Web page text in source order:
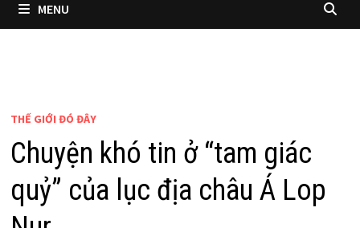
MENU
THẾ GIỚI ĐÓ ĐÂY
Chuyện khó tin ở “tam giác
quỷ” của lục địa châu Á Lop